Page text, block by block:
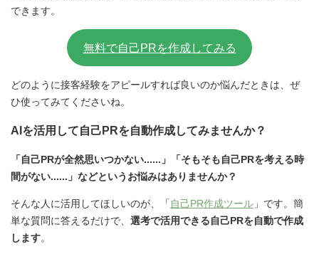
できます。
無料で自己PRを作成してみる
どのように接客経験をアピールすれば良いのか悩んだときは、ぜ
ひ使ってみてくださいね。
AIを活用して自己PRを自動作成してみませんか？
「自己PRが全然思いつかない......」「そもそも自己PRを考える時
間がない......」などというお悩みはありませんか？
そんな人に活用してほしいのが、「 自己PR作成ツール 」です。簡
単な質問に答えるだけで、 選考で活用できる自己PRを自動で作成
します。